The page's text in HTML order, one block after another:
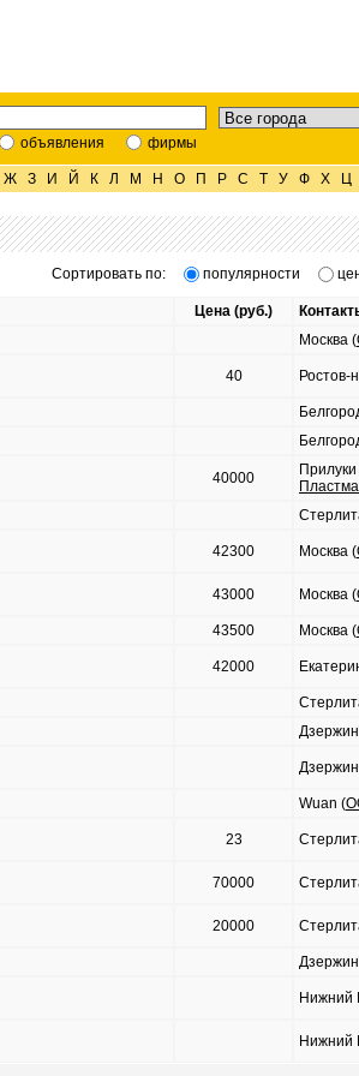
объявления фирмы
Ж З И Й К Л М Н О П Р С Т У Ф Х Ц
Сортировать по: популярности
Цена (руб.)
Москва (
40 Ростов-
40000 Прилуки
42300 Москва (
43000 Москва (
43500 Москва (
42000
Wuan (
23
70000
20000
Нижний
Нижний